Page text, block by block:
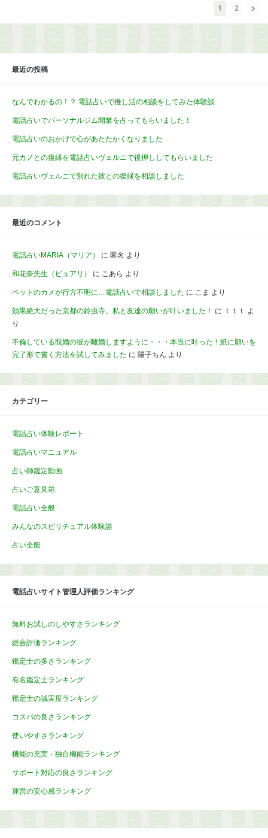
1 2
最近の投稿
なんでわかるの！？ 電話占いで推し活の相談をしてみた体験談
電話占いでパーソナルジム開業を占ってもらいました！
電話占いのおかげで心があたたかくなりました
元カノとの復縁を電話占いヴェルニで後押ししてもらいました
電話占いヴェルニで別れた彼との復縁を相談しました
最近のコメント
電話占いMARIA（マリア） に 匿名 より
和花奈先生（ピュアリ） に こあら より
ペットのカメが行方不明に…電話占いで相談しました に こま より
効果絶大だった京都の鈴虫寺。私と友達の願いが叶いました！ に ｔｔｔ よ
り
不倫している既婚の彼が離婚しますように・・・本当に叶った！紙に願いを
完了形で書く方法を試してみました に 陽子ちん より
カテゴリー
電話占い体験レポート
電話占いマニュアル
占い師鑑定動画
占いご意見箱
電話占い全般
みんなのスピリチュアル体験談
占い全般
電話占いサイト管理人評価ランキング
無料お試しのしやすさランキング
総合評価ランキング
鑑定士の多さランキング
有名鑑定士ランキング
鑑定士の誠実度ランキング
コスパの良さランキング
使いやすさランキング
機能の充実・独自機能ランキング
サポート対応の良さランキング
運営の安心感ランキング